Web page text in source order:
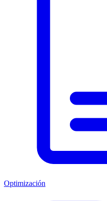
Optimización